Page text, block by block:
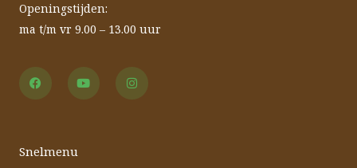
Openingstijden:
ma t/m vr 9.00 – 13.00 uur
a
o
k
o n
Snelmenu